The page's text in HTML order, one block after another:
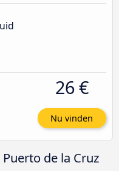
26 €
Nu vinden
de la Cruz